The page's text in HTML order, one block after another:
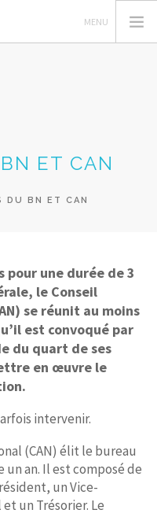
ET CAN
DU BN ET CAN
pour une durée de 3
le Conseil
se réunit au moins
est convoqué par
du quart de ses
en œuvre le
intervenir.
(CAN) élit le bureau
an. Il est composé de
un Vice-
un Trésorier. Le